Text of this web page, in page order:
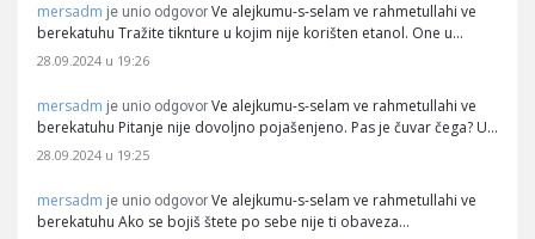
mersadm je unio odgovor Ve alejkumu-s-selam ve rahmetullahi ve
berekatuhu Tražite tiknture u kojim nije korišten etanol. One u…
28.09.2024 u 19:26
mersadm je unio odgovor Ve alejkumu-s-selam ve rahmetullahi ve
berekatuhu Pitanje nije dovoljno pojašenjeno. Pas je čuvar čega? U…
28.09.2024 u 19:25
mersadm je unio odgovor Ve alejkumu-s-selam ve rahmetullahi ve
berekatuhu Ako se bojiš štete po sebe nije ti obaveza…